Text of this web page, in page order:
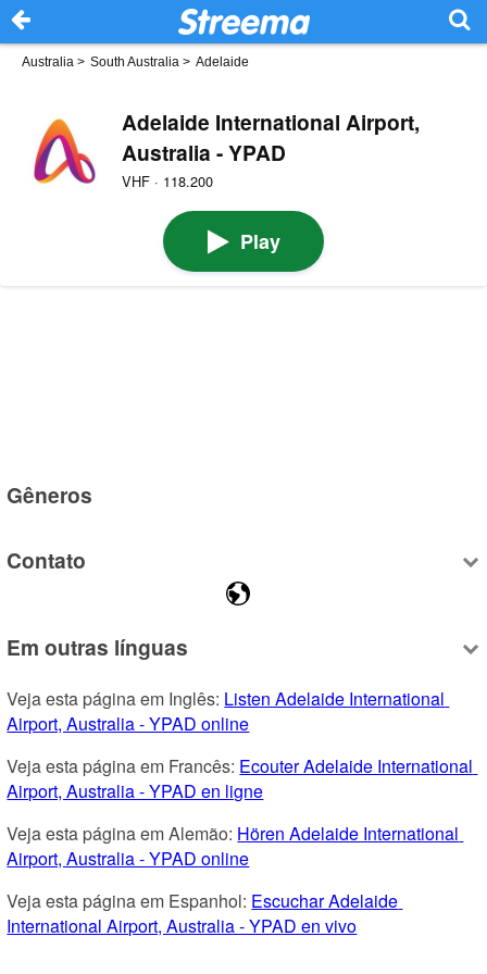
Australia > South Australia > Adelaide
Adelaide International Airport,
Australia - YPAD
VHF · 118.200
Play
Gêneros
Contato
Em outras línguas
Veja esta página em Inglês: Listen Adelaide International
Airport, Australia - YPAD online
Veja esta página em Francês: Ecouter Adelaide International
Airport, Australia - YPAD en ligne
Veja esta página em Alemão: Hören Adelaide International
Airport, Australia - YPAD online
Veja esta página em Espanhol: Escuchar Adelaide
International Airport, Australia - YPAD en vivo